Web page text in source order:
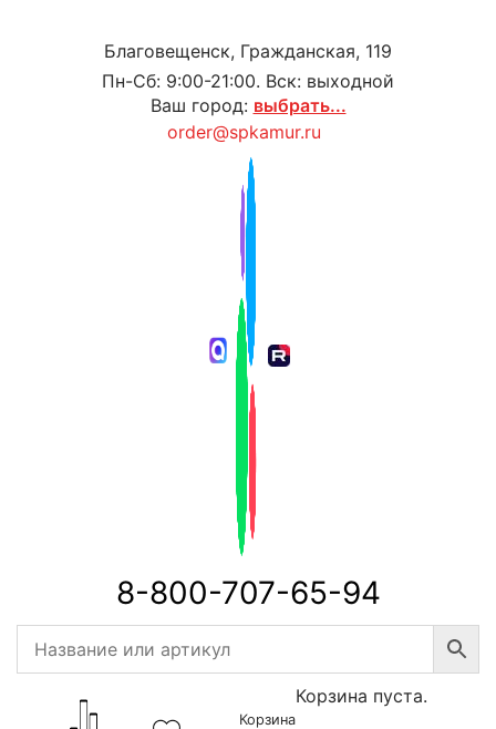
Благовещенск, Гражданская, 119
Пн-Сб: 9:00-21:00. Вск: выходной
Ваш город: выбрать...
order@spkamur.ru
8-800-707-65-94
Корзина
Корзина пуста.